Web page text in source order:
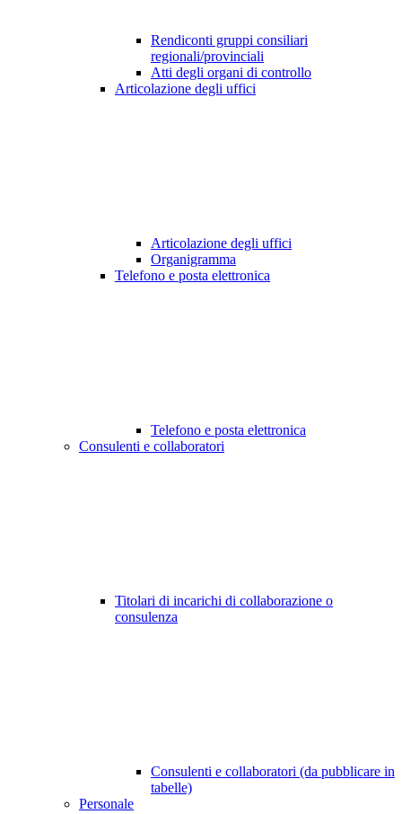
Rendiconti gruppi consiliari
regionali/provinciali
Atti degli organi di controllo
Articolazione degli uffici
Articolazione degli uffici
Organigramma
Telefono e posta elettronica
Telefono e posta elettronica
Consulenti e collaboratori
Titolari di incarichi di collaborazione o
consulenza
Consulenti e collaboratori (da pubblicare in
tabelle)
Personale